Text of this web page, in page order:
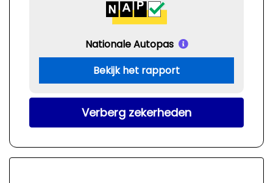
Nationale Autopas
Bekijk het rapport
Verberg zekerheden